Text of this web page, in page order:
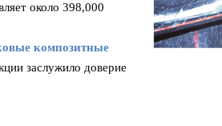
около 398,000
композитные
заслужило доверие